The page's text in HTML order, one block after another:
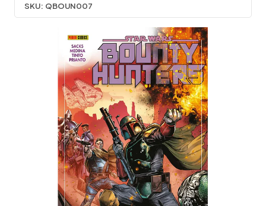
SKU: QBOUN007